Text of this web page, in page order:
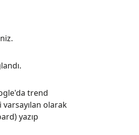
trend
olarak
yazıp